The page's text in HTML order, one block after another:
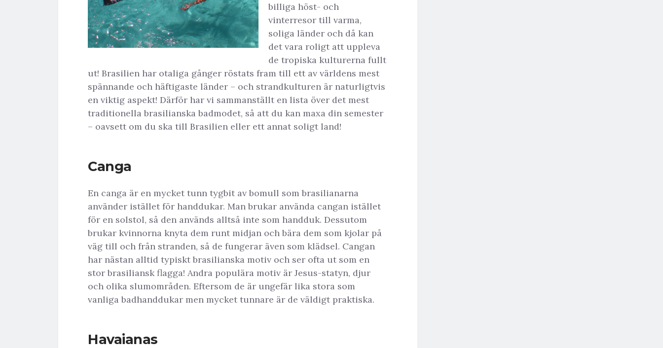
billiga höst- och
vinterresor till varma,
soliga länder och då kan
det vara roligt att uppleva
de tropiska kulturerna fullt
ut! Brasilien har otaliga gånger röstats fram till ett av världens mest
spännande och häftigaste länder – och strandkulturen är naturligtvis
en viktig aspekt! Därför har vi sammanställt en lista över det mest
traditionella brasilianska badmodet, så att du kan maxa din semester
– oavsett om du ska till Brasilien eller ett annat soligt land!
Canga
En canga är en mycket tunn tygbit av bomull som brasilianarna
använder istället för handdukar. Man brukar använda cangan istället
för en solstol, så den används alltså inte som handduk. Dessutom
brukar kvinnorna knyta dem runt midjan och bära dem som kjolar på
väg till och från stranden, så de fungerar även som klädsel. Cangan
har nästan alltid typiskt brasilianska motiv och ser ofta ut som en
stor brasiliansk flagga! Andra populära motiv är Jesus-statyn, djur
och olika slumområden. Eftersom de är ungefär lika stora som
vanliga badhanddukar men mycket tunnare är de väldigt praktiska.
Havaianas